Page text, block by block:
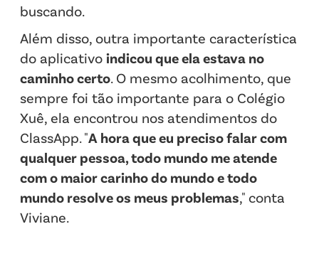
buscando.
Além disso, outra importante característica
do aplicativo indicou que ela estava no
caminho certo. O mesmo acolhimento, que
sempre foi tão importante para o Colégio
Xuê, ela encontrou nos atendimentos do
ClassApp. "A hora que eu preciso falar com
qualquer pessoa, todo mundo me atende
com o maior carinho do mundo e todo
mundo resolve os meus problemas," conta
Viviane.